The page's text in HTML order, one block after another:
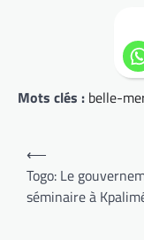
Mots clés : belle-
Navigation
de
l’article
⟵
Togo: Le
séminaire à